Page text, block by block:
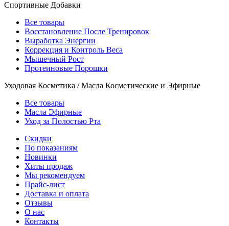
Спортивные Добавки
Все товары
Восстановление После Тренировок
Выработка Энергии
Коррекция и Контроль Веса
Мышечный Рост
Протеиновые Порошки
Уходовая Косметика / Масла Косметические и Эфирные
Все товары
Масла Эфирные
Уход за Полостью Рта
Скидки
По показаниям
Новинки
Хиты продаж
Мы рекомендуем
Прайс-лист
Доставка и оплата
Отзывы
О нас
Контакты